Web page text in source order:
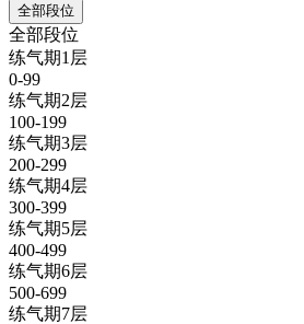
全部段位
全部段位
练气期1层
0-99
练气期2层
100-199
练气期3层
200-299
练气期4层
300-399
练气期5层
400-499
练气期6层
500-699
练气期7层